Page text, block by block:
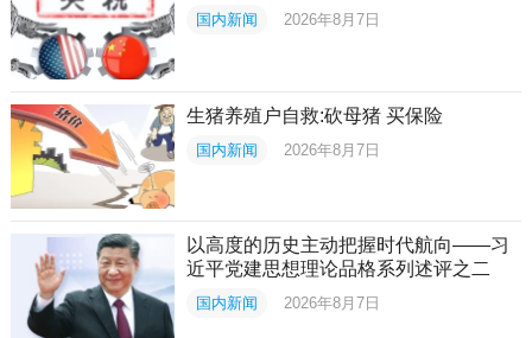
国内新闻 2026年8月7日
生猪养殖户自救:砍母猪 买保险
国内新闻 2026年8月7日
以高度的历史主动把握时代航向——习
近平党建思想理论品格系列述评之二
国内新闻 2026年8月7日